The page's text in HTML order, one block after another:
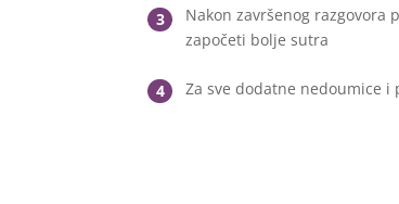
3
Nakon završenog razgovora
započeti bolje sutra
4 Za sve dodatne nedoumice i